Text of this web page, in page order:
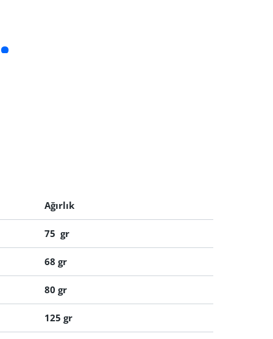
Ağırlık
75 gr
68 gr
80 gr
125 gr